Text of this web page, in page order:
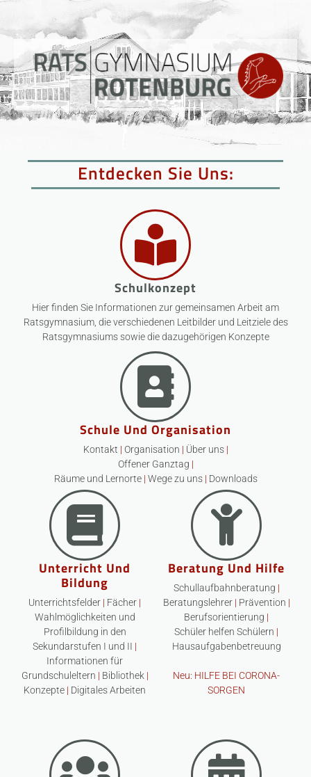
Entdecken Sie Uns:
Schulkonzept
Hier finden Sie Informationen zur gemeinsamen Arbeit am
Ratsgymnasium, die verschiedenen Leitbilder und Leitziele des
Ratsgymnasiums sowie die dazugehörigen Konzepte
Schule Und Organisation
Kontakt | Organisation | Über uns |
Offener Ganztag |
Räume und Lernorte | Wege zu uns | Downloads
Unterricht Und
Bildung
Unterrichtsfelder | Fächer |
Wahlmöglichkeiten und
Profilbildung in den
Sekundarstufen I und II |
Informationen für
Grundschuleltern | Bibliothek |
Konzepte | Digitales Arbeiten
Beratung Und Hilfe
Schullaufbahnberatung |
Beratungslehrer | Prävention |
Berufsorientierung |
Schüler helfen Schülern |
Hausaufgabenbetreuung
Neu: HILFE BEI CORONA-
SORGEN